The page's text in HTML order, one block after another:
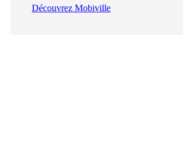
Découvrez Mobiville